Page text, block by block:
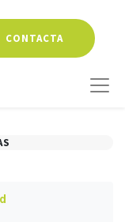
CONTACTA